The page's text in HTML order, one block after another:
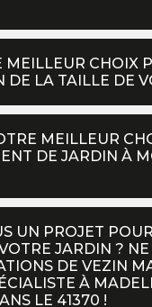
MEILLEUR CHOIX
DE LA TAILLE DE
MEILLEUR
DE JARDIN À
UN PROJET POUR
JARDIN ?
DE VEZIN
À
LE 41370 !